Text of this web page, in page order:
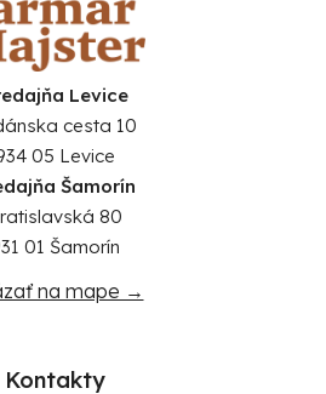
Levice
cesta 10
05 Levice
Šamorín
80
01 Šamorín
na mape →
Kontakty